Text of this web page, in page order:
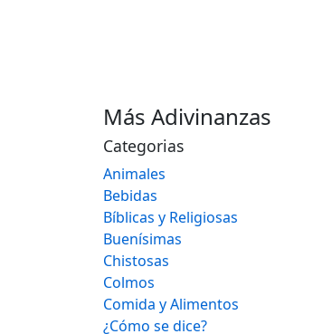
Más Adivinanzas
Categorias
Animales
Bebidas
Bíblicas y Religiosas
Buenísimas
Chistosas
Colmos
Comida y Alimentos
¿Cómo se dice?